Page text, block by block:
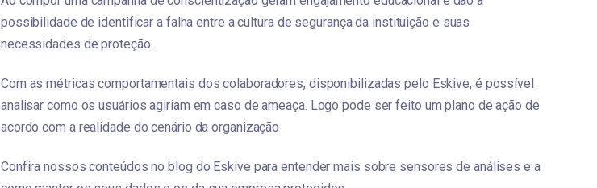
possibilidade de identificar a falha entre a cultura de segurança da instituição e suas
necessidades de proteção.
Com as métricas comportamentais dos colaboradores, disponibilizadas pelo Eskive, é possível
analisar como os usuários agiriam em caso de ameaça. Logo pode ser feito um plano de ação de
acordo com a realidade do cenário da organização
Confira nossos conteúdos no blog do Eskive para entender mais sobre sensores de análises e a